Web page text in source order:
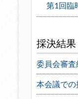
第1回臨
採決結
委員会審査
本会議で